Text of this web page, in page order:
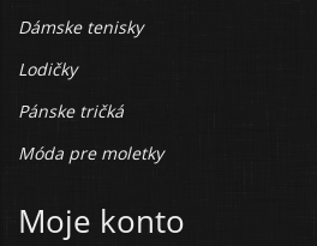
Dámske tenisky
Lodičky
Pánske tričká
Móda pre moletky
Moje konto